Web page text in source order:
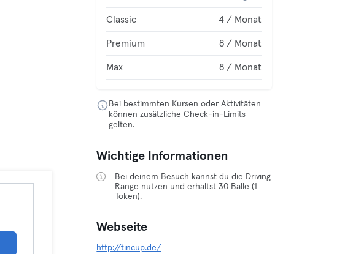
Classic 4 / Monat
Premium 8 / Monat
Max 8 / Monat
Bei bestimmten Kursen oder Aktivitäten
können zusätzliche Check-in-Limits
gelten.
Wichtige Informationen
Bei deinem Besuch kannst du die Driving
Range nutzen und erhältst 30 Bälle (1
Token).
Webseite
http://tincup.de/